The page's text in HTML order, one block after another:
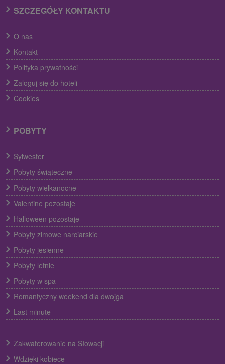
SZCZEGÓŁY KONTAKTU
O nas
Kontakt
Polityka prywatności
Zaloguj się do hoteli
Cookies
POBYTY
Sylwester
Pobyty świąteczne
Pobyty wielkanocne
Valentine pozostaje
Halloween pozostaje
Pobyty zimowe narciarskie
Pobyty jesienne
Pobyty letnie
Pobyty w spa
Romantyczny weekend dla dwojga
Last minute
Zakwaterowanie na Słowacji
Wdzięki kobiece